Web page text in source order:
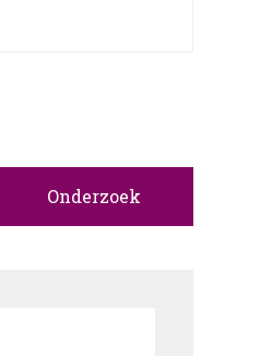
Onderzoek